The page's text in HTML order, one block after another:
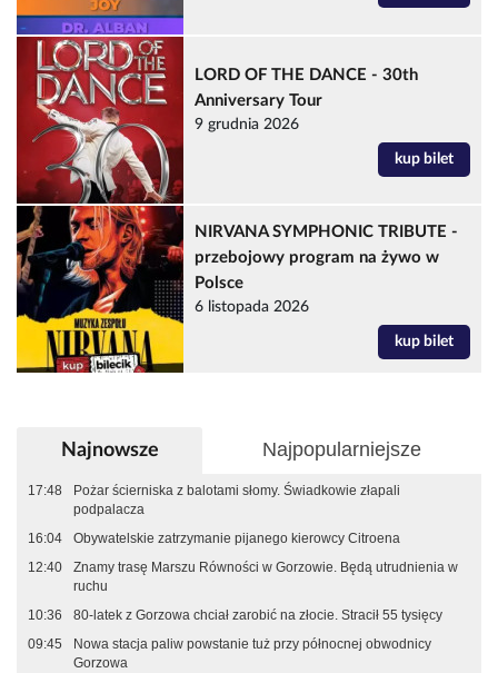
LORD OF THE DANCE - 30th
Anniversary Tour
9 grudnia 2026
kup bilet
NIRVANA SYMPHONIC TRIBUTE -
przebojowy program na żywo w
Polsce
6 listopada 2026
kup bilet
Najnowsze Najpopularniejsze
17:48
Pożar ścierniska z balotami słomy. Świadkowie złapali
podpalacza
16:04
Obywatelskie zatrzymanie pijanego kierowcy Citroena
12:40
Znamy trasę Marszu Równości w Gorzowie. Będą utrudnienia w
ruchu
10:36
80-latek z Gorzowa chciał zarobić na złocie. Stracił 55 tysięcy
09:45
Nowa stacja paliw powstanie tuż przy północnej obwodnicy
Gorzowa